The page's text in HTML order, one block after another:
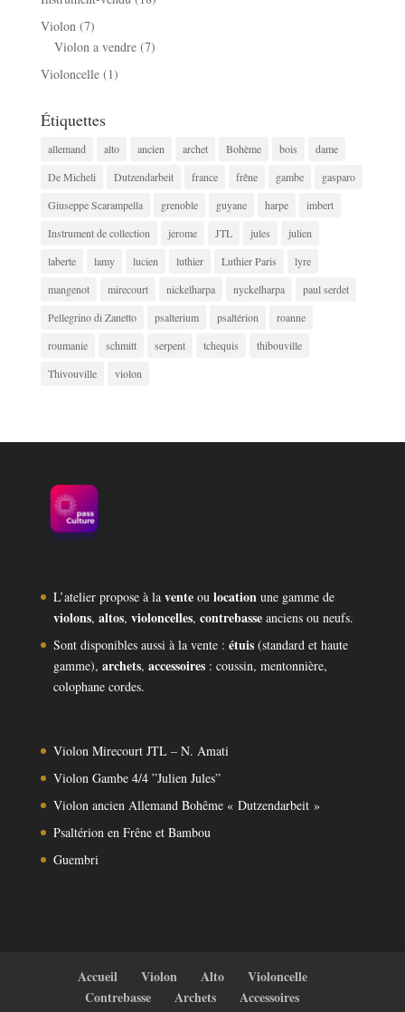
Violon(7)
Violon a vendre(7)
Violoncelle(1)
Étiquettes
allemand alto ancien archet Bohème bois
dame
De Micheli
Dutzendarbeit france frêne gambe
gasparo
Giuseppe Scarampella
grenoble guyane harpe
imbert
Instrument de collection
jerome JTL jules
julien
laberte
lamy lucien luthier Luthier Paris
lyre
mangenot
mirecourt nickelharpa nyckelharpa
paul serdet
Pellegrino di Zanetto
psalterium psaltérion
roanne
roumanie
schmitt serpent tchequis
thibouville
Thivouville
violon
L’atelier propose à laventeou location une gamme de
violons, altos, violoncelles, contrebasseanciens ou neufs.
Sont disponibles aussi à la vente : étuis(standard et haute
gamme), archets, accessoires: coussin, mentonnière,
colophane cordes.
Violon Mirecourt JTL – N. Amati
Violon Gambe 4/4 ”Julien Jules”
Violon ancien Allemand Bohême « Dutzendarbeit »
Psaltérion en Frêne et Bambou
Guembri
Accueil Violon Alto
Violoncelle
Contrebasse
Archets
Accessoires